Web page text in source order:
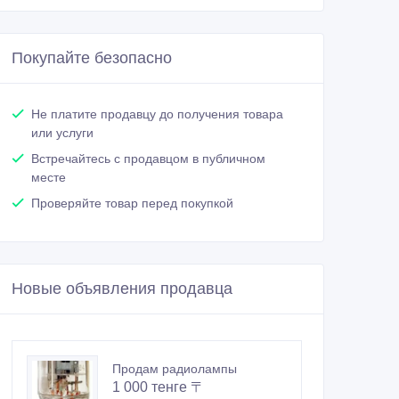
Покупайте безопасно
Не платите продавцу до получения товара
или услуги
Встречайтесь с продавцом в публичном
месте
Проверяйте товар перед покупкой
Новые объявления продавца
Продам радиолампы
1 000 тенге 〒